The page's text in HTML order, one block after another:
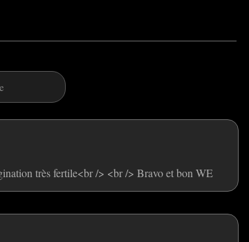
très fertile<br /> <br /> Bravo et bon WE